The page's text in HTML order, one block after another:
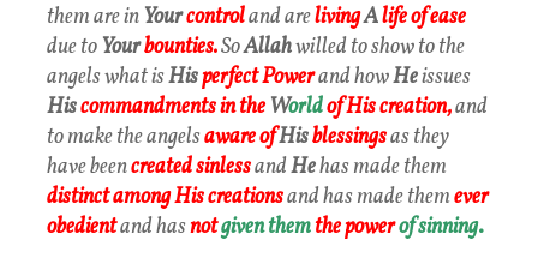
them are in Yourcontroland arelivingAlife of ease
due to Yourbounties.SoAllahwilled to show to the
angels what isHisperfect Powerand howHeissues
Hiscommandmentsin the Worldof His creation,and
to make the angelsaware ofHisblessingsas they
have beencreated sinlessandHehas made them
distinct among His creationsand has made themever
obedientand hasnotgiven themthe powerof sinning.